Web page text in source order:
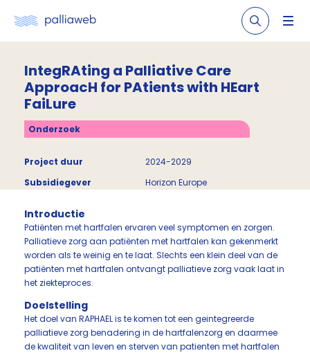
IntegRAting a Palliative Care
ApproacH for PAtients with HEart
FaiLure
Onderzoek
Project duur
2024-2029
Subsidiegever
Horizon Europe
Introductie
Patiënten met hartfalen ervaren veel symptomen en zorgen.
Palliatieve zorg aan patiënten met hartfalen kan gekenmerkt
worden als te weinig en te laat. Slechts een klein deel van de
patiënten met hartfalen ontvangt palliatieve zorg vaak laat in
het ziekteproces.
Doelstelling
Het doel van RAPHAEL is te komen tot een geintegreerde
palliatieve zorg benadering in de hartfalenzorg en daarmee
de kwaliteit van leven en sterven van patienten met hartfalen